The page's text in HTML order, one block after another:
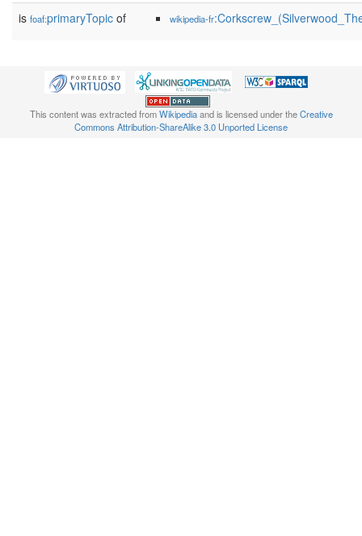
is foaf:primaryTopic of wikipedia-fr
This content was extracted fromWikipediaand is licensed under theCreative
Commons Attribution-ShareAlike 3.0 Unported License